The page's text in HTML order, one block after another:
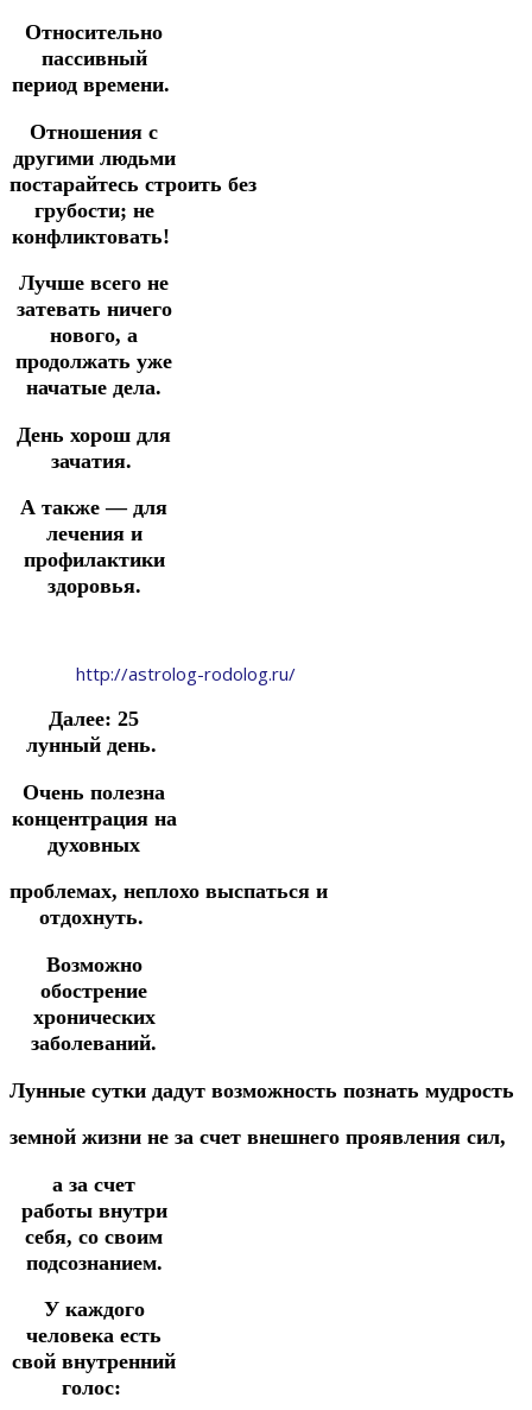
Относительно
пассивный
период времени.
Отношения с
другими людьми
постарайтесь строить без
грубости; не
конфликтовать!
Лучше всего не
затевать ничего
нового, а
продолжать уже
начатые дела.
День хорош для
зачатия.
А также — для
лечения и
профилактики
здоровья.
http://astrolog-rodolog.ru/
Далее: 25
лунный день.
Очень полезна
концентрация на
духовных
проблемах, неплохо выспаться и
отдохнуть.
Возможно
обострение
хронических
заболеваний.
Лунные сутки дадут возможность познать мудрость
земной жизни не за счет внешнего проявления сил,
а за счет
работы внутри
себя, со своим
подсознанием.
У каждого
человека есть
свой внутренний
голос: